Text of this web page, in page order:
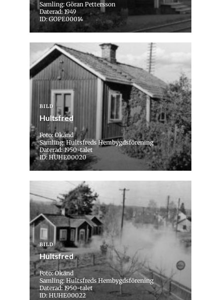
Samling: Göran Pettersson
Daterad: 1949
ID: GOPE00014
BILD
Hultsfred
Foto: Okänd
Samling: Hultsfreds Hembygdsförening
Daterad: 1950-talet
ID: HUHE00020
BILD
Hultsfred
Foto: Okänd
Samling: Hultsfreds Hembygdsförening
Daterad: 1950-talet
ID: HUHE00022